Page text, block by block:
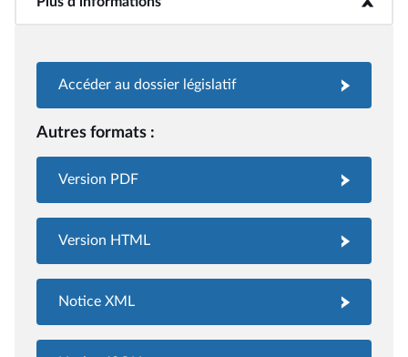
Accéder au dossier législatif
Autres formats :
Version PDF
Version HTML
Notice XML